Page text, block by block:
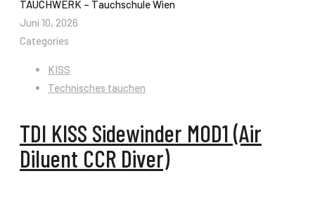
Juni 10, 2026
Categories
KISS
Technisches tauchen
TDI KISS Sidewinder MOD1 (Air
Diluent CCR Diver)